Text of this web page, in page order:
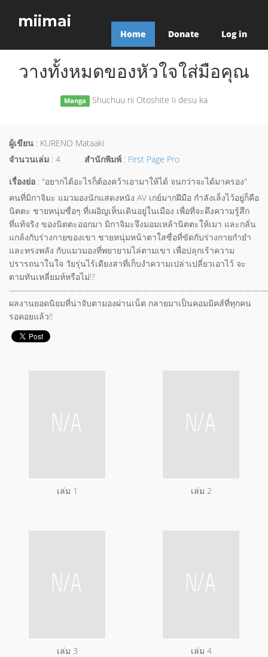
miimai
Home Donate Log in
วางทั้งหมดของหัวใจใส่มือคุณ
Manga Shuchuu ni Otoshite Ii desu ka
ผู้เขียน : KURENO Mataaki
จำนวนเล่ม : 4 สำนักพิมพ์ : First Page Pro
เรื่องย่อ : "อยากได้อะไรก็ต้องคว้าเอามาให้ได้ จนกว่าจะได้มาครอง"
คนที่มิกาจิมะ แมวมองนักแสดงหนัง AV เกย์มากฝีมือ กำลังเล็งไว้อยู่ก็คือ
นิตตะ ชายหนุ่มซื่อๆ ที่เผอิญเห็นเดินอยู่ในเมือง เพื่อที่จะดึงความรู้สึก
ที่แท้จริง ของนิตตะออกมา มิกาจิมะจึงมอมเหล้านิตตะให้เมา และกลั่น
แกล้งกับร่างกายของเขา ชายหนุ่มหน้าตาใสซื่อที่ขัดกับร่างกายกำยำ
และทรงพลัง กับแมวมองที่พยายามไล่ตามเขา เพื่อปลุกเร้าความ
ปรารถนาในใจ วัยรุ่นไร้เดียงสาที่เก็บงำความเปล่าเปลี่ยวเอาไว้ จะ
ตามทันเหลี่ยมห์หรือไม่!?
ผลงานยอดนิยมที่น่าจับตามองผ่านเน็ต กลายมาเป็นคอมมิคส์ที่ทุกคน
รอคอยแล้ว!!
เล่ม 1 เล่ม 2
เล่ม 3 เล่ม 4